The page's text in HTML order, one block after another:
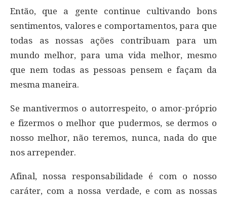
Então, que a gente continue cultivando bons
sentimentos, valores e comportamentos, para que
todas as nossas ações contribuam para um
mundo melhor, para uma vida melhor, mesmo
que nem todas as pessoas pensem e façam da
mesma maneira.
Se mantivermos o autorrespeito, o amor-próprio
e fizermos o melhor que pudermos, se dermos o
nosso melhor, não teremos, nunca, nada do que
nos arrepender.
Afinal, nossa responsabilidade é com o nosso
caráter, com a nossa verdade, e com as nossas